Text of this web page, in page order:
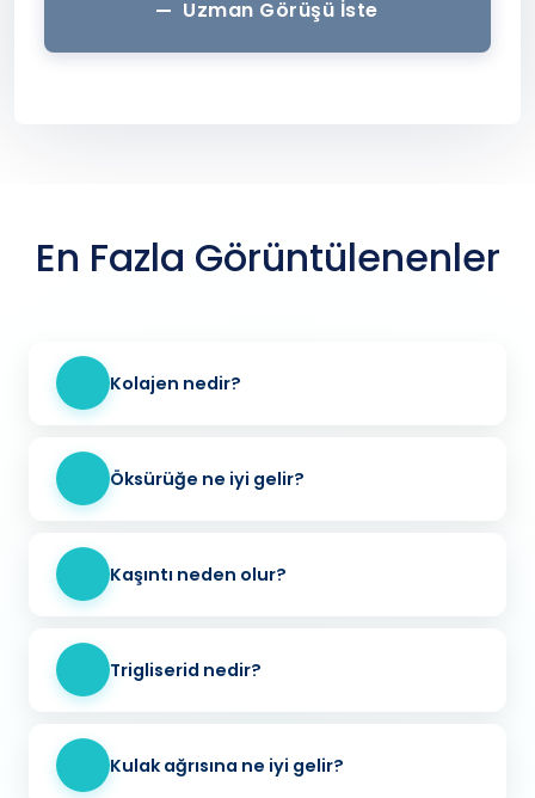
Uzman Görüşü İste
En Fazla Görüntülenenler
Kolajen nedir?
Öksürüğe ne iyi gelir?
Kaşıntı neden olur?
Trigliserid nedir?
Kulak ağrısına ne iyi gelir?